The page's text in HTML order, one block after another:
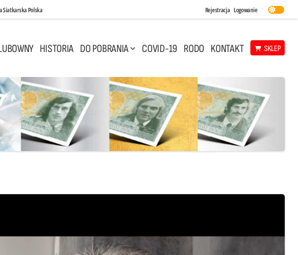
Siatkarska Polska Rejestracja Logowanie
HISTORIA DO POBRANIA COVID-19 RODO KONTAKT SKLEP